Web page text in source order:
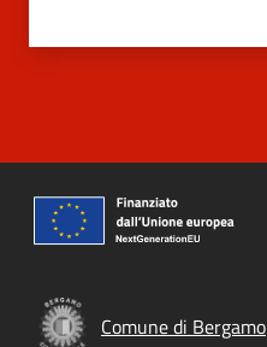
Comune di Bergamo